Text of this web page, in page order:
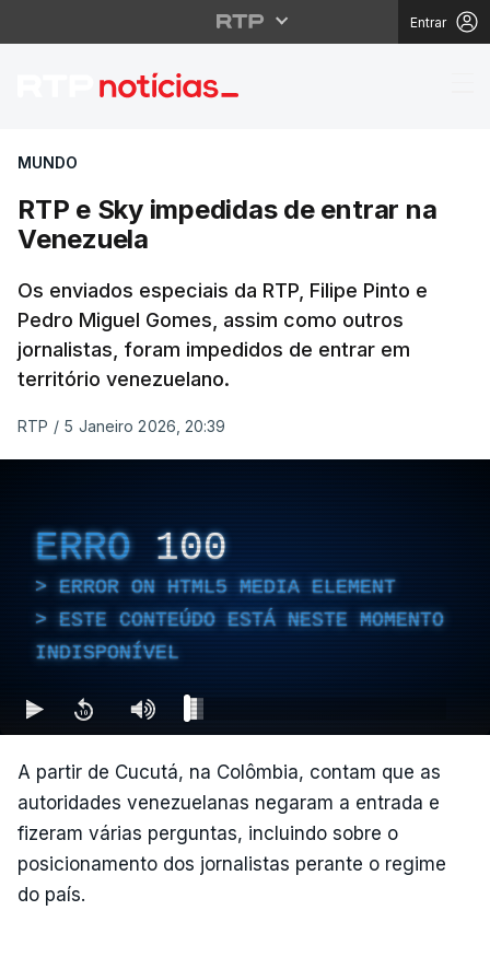
Entrar
RTP e Sky impedidas
MUNDO
RTP e Sky impedidas de entrar na
Venezuela
Os enviados especiais da RTP, Filipe Pinto e
Pedro Miguel Gomes, assim como outros
jornalistas, foram impedidos de entrar em
território venezuelano.
RTP / 5 Janeiro 2026, 20:39
ERRO 100
ERROR ON HTML5 MEDIA ELEMENT
ESTE CONTEÚDO ESTÁ NESTE MOMENTO
INDISPONÍVEL
A partir de Cucutá, na Colômbia, contam que as
autoridades venezuelanas negaram a entrada e
fizeram várias perguntas, incluindo sobre o
posicionamento dos jornalistas perante o regime
do país.